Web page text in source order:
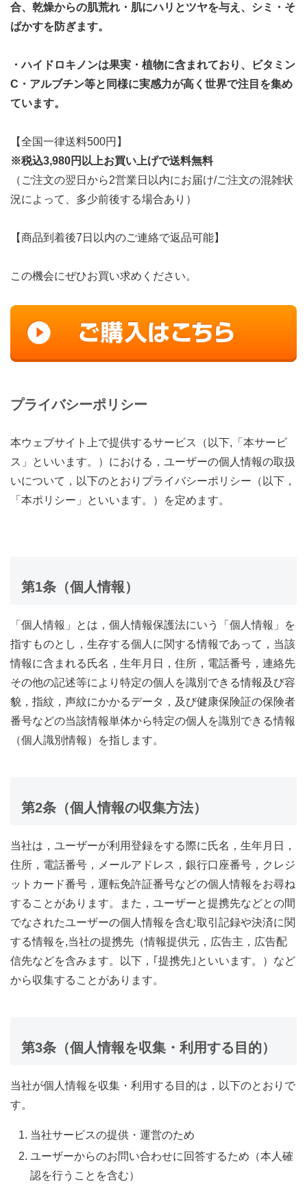
合、乾燥からの肌荒れ・肌にハリとツヤを与え、シミ・そ
ばかすを防ぎます。
・ハイドロキノンは果実・植物に含まれており、ビタミン
C・アルブチン等と同様に実感力が高く世界で注目を集め
ています。
【全国一律送料500円】
※税込3,980円以上お買い上げで送料無料
（ご注文の翌日から2営業日以内にお届け/ご注文の混雑状
況によって、多少前後する場合あり）
【商品到着後7日以内のご連絡で返品可能】
この機会にぜひお買い求めください。
プライバシーポリシー
本ウェブサイト上で提供するサービス（以下,「本サービ
ス」といいます。）における，ユーザーの個人情報の取扱
いについて，以下のとおりプライバシーポリシー（以下，
「本ポリシー」といいます。）を定めます。
第1条（個人情報）
「個人情報」とは，個人情報保護法にいう「個人情報」を
指すものとし，生存する個人に関する情報であって，当該
情報に含まれる氏名，生年月日，住所，電話番号，連絡先
その他の記述等により特定の個人を識別できる情報及び容
貌，指紋，声紋にかかるデータ，及び健康保険証の保険者
番号などの当該情報単体から特定の個人を識別できる情報
（個人識別情報）を指します。
第2条（個人情報の収集方法）
当社は，ユーザーが利用登録をする際に氏名，生年月日，
住所，電話番号，メールアドレス，銀行口座番号，クレジ
ットカード番号，運転免許証番号などの個人情報をお尋ね
することがあります。また，ユーザーと提携先などとの間
でなされたユーザーの個人情報を含む取引記録や決済に関
する情報を,当社の提携先（情報提供元，広告主，広告配
信先などを含みます。以下，｢提携先｣といいます。）など
から収集することがあります。
第3条（個人情報を収集・利用する目的）
当社が個人情報を収集・利用する目的は，以下のとおりで
す。
当社サービスの提供・運営のため
ユーザーからのお問い合わせに回答するため（本人確
認を行うことを含む）